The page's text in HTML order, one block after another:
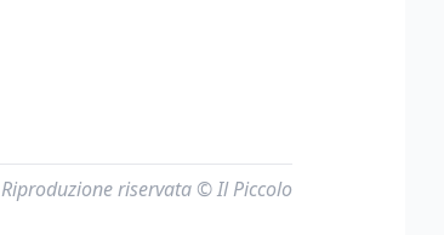
Riproduzione riservata © Il Piccolo